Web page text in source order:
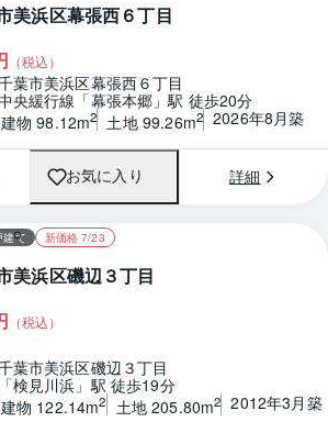
美浜区幕張西６丁目
（税込）
葉市美浜区幕張西６丁目
央緩行線「幕張本郷」駅 徒歩20分
建物 98.12m2 土地 99.26m2 2026年8月築
お気に入り 詳細
1 / 0 間取り
建て 新価格 7/23
美浜区磯辺３丁目
（税込）
葉市美浜区磯辺３丁目
検見川浜」駅 徒歩19分
建物 122.14m2 土地 205.80m2 2012年3月築